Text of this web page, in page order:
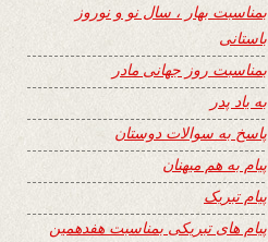
بمناسبت بهار ، سال نو و نوروز
باستانی
بمناسبت روز جهانی مادر
به یاد پدر
پاسخ به سوالات دوستان
پیام به هم میهنان
پیام تبریک
پیام های تبریکی بمناسبت هفدهمین